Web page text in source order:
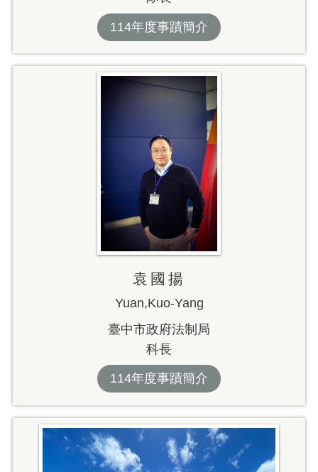
114年度事蹟簡介
袁國揚
Yuan,Kuo-Yang
臺中市政府法制局
科長
114年度事蹟簡介